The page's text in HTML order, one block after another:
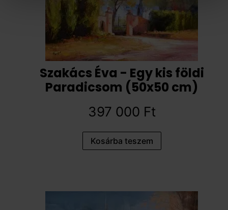
Szakács Éva - Egy kis földi
Paradicsom (50x50 cm)
397 000 Ft
Kosárba teszem